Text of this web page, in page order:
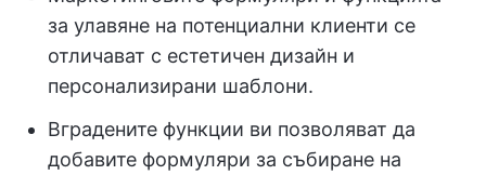
за улавяне на потенциални клиенти се
отличават с естетичен дизайн и
персонализирани шаблони.
Вградените функции ви позволяват да
добавите формуляри за събиране на